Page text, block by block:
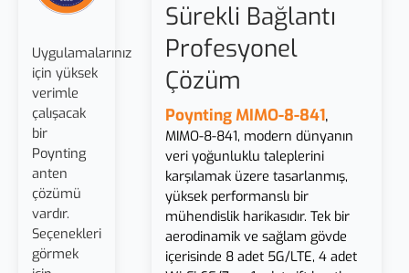
Uygulamalarınız
için yüksek
verimle
çalışacak
bir
Poynting
anten
çözümü
vardır.
Seçenekleri
görmek
Sürekli Bağlantı
Profesyonel
Çözüm
PoyntingMIMO-8-841,
MIMO-8-841, modern dünyanın
veri yoğunluklu taleplerini
karşılamak üzere tasarlanmış,
yüksek performanslı bir
mühendislik harikasıdır. Tek bir
aerodinamik ve sağlam gövde
içerisinde 8 adet 5G/LTE, 4 adet